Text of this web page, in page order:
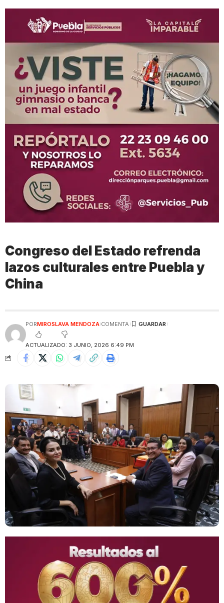
Congreso del Estado refrenda
lazos culturales entre Puebla y
China
ACTUALIZADO: 3 JUNIO, 2026 6:49 PM
PORMIROSLAVA MENDOZA COMENTA